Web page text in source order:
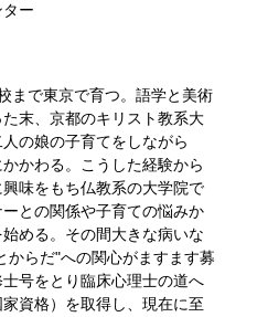
ー
まで東京で育つ。語学と美術
末、京都のキリスト教系大
の娘の子育てをしながら
かわる。こうした経験から
味をもち仏教系の大学院で
との関係や子育ての悩みか
める。その間大きな病いな
からだ"への関心がますます募
号をとり臨床心理士の道へ
資格）を取得し、現在に至